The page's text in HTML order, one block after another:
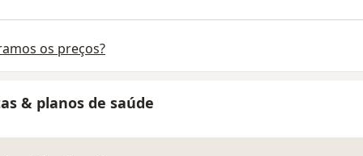
os preços?
& planos de saúde